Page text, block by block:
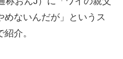
めないんだが」というス
介。